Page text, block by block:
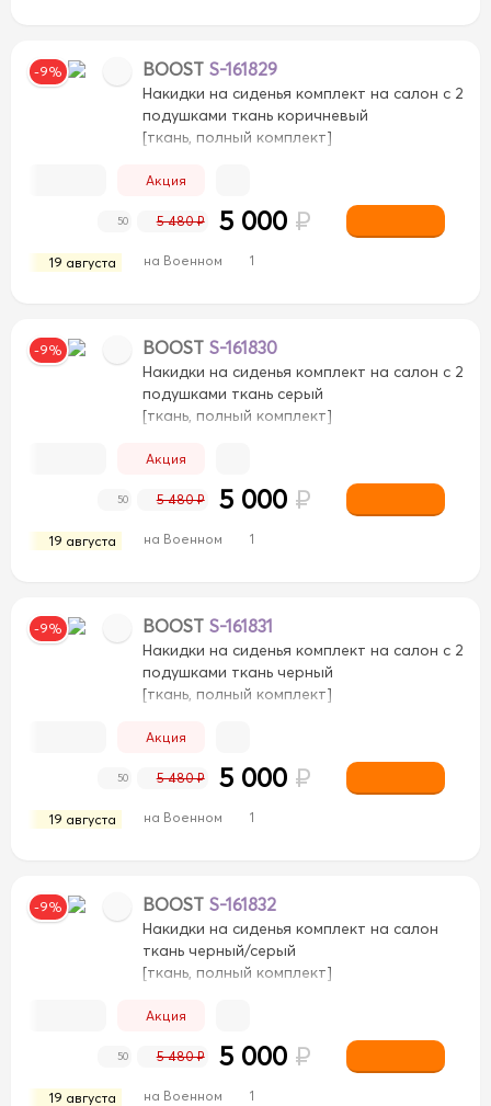
-9% BOOST S-161829
Накидки на сиденья комплект на салон с 2
подушками ткань коричневый
[ткань, полный комплект]
Акция
19 августа на Военном 1
50 5 480 ₽ 5 000 ₽
-9% BOOST S-161830
Накидки на сиденья комплект на салон с 2
подушками ткань серый
[ткань, полный комплект]
Акция
19 августа на Военном 1
50 5 480 ₽ 5 000 ₽
-9% BOOST S-161831
Накидки на сиденья комплект на салон с 2
подушками ткань черный
[ткань, полный комплект]
Акция
19 августа на Военном 1
50 5 480 ₽ 5 000 ₽
-9% BOOST S-161832
Накидки на сиденья комплект на салон
ткань черный/серый
[ткань, полный комплект]
Акция
19 августа на Военном 1
50 5 480 ₽ 5 000 ₽